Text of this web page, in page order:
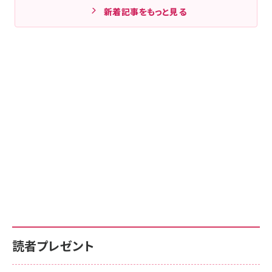
新着記事をもっと見る
読者プレゼント